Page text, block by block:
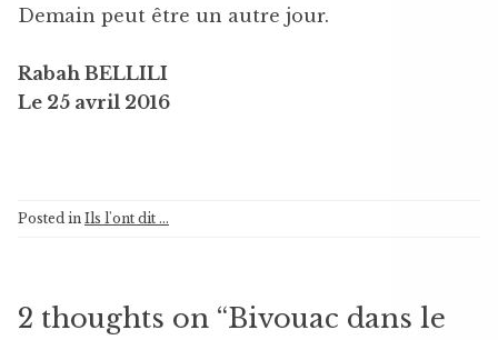
Demain peut être un autre jour.
Rabah BELLILI
Le 25 avril 2016
Posted in Ils l'ont dit ...
2 thoughts on “Bivouac dans le